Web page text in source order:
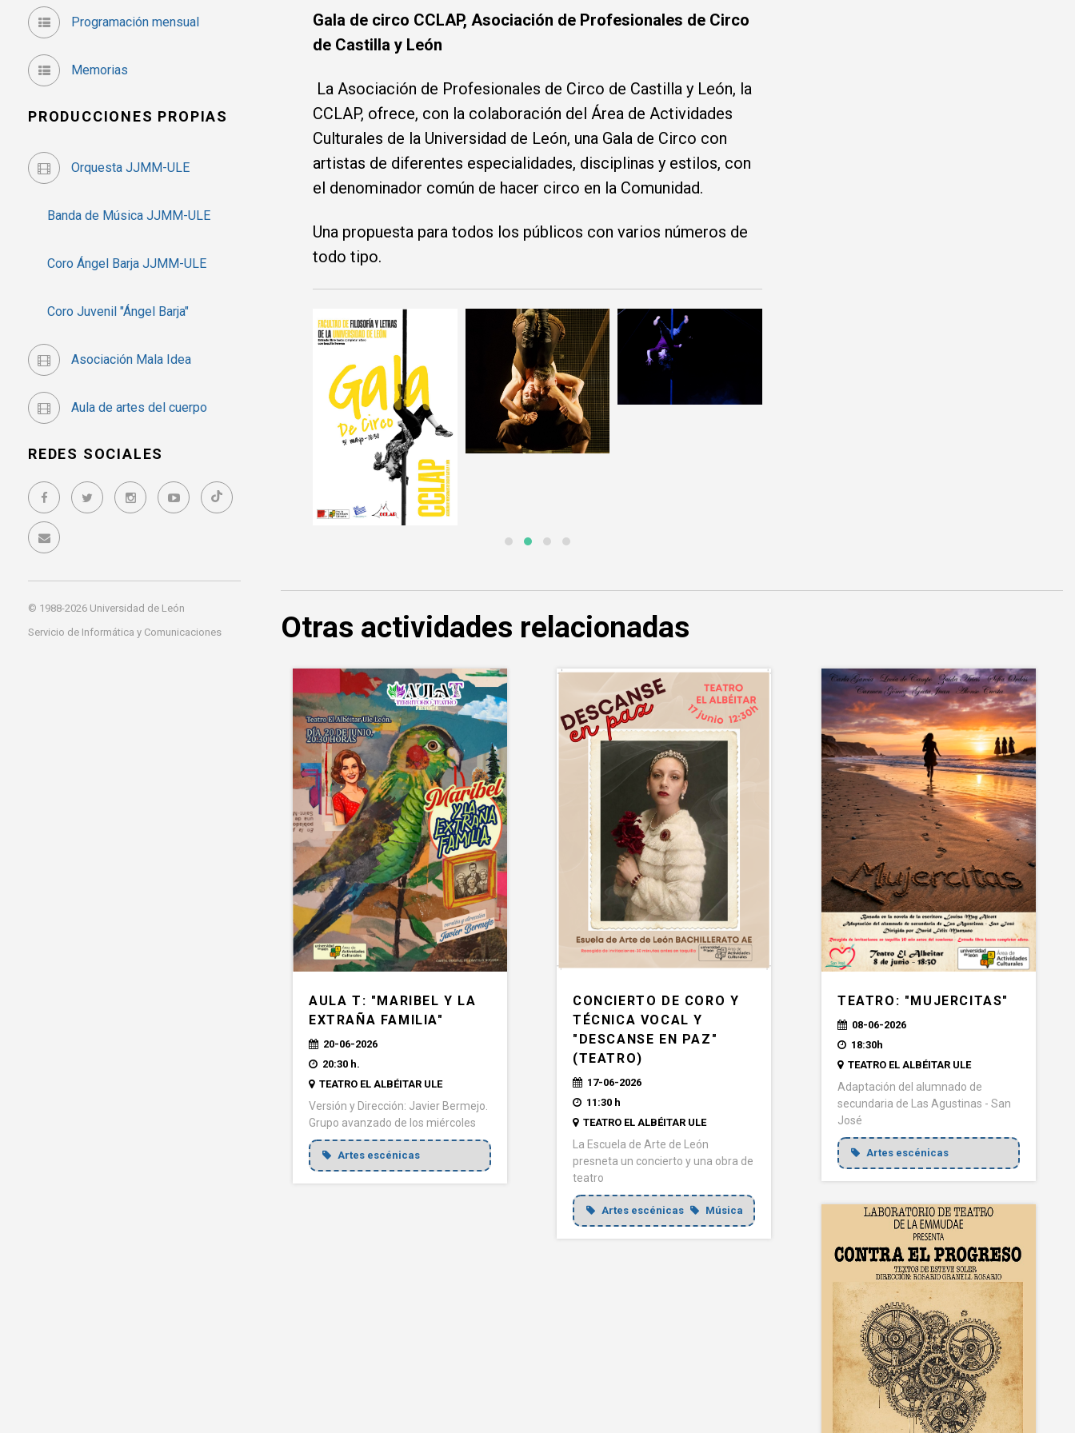
Programación mensual
Memorias
PRODUCCIONES PROPIAS
Orquesta JJMM-ULE
Banda de Música JJMM-ULE
Coro Ángel Barja JJMM-ULE
Coro Juvenil "Ángel Barja"
Asociación Mala Idea
Aula de artes del cuerpo
REDES SOCIALES
© 1988-2026 Universidad de León
Servicio de Informática y Comunicaciones
Gala de circo CCLAP, Asociación de Profesionales de Circo
de Castilla y León
La Asociación de Profesionales de Circo de Castilla y León, la
CCLAP, ofrece, con la colaboración del Área de Actividades
Culturales de la Universidad de León, una Gala de Circo con
artistas de diferentes especialidades, disciplinas y estilos, con
el denominador común de hacer circo en la Comunidad.
Una propuesta para todos los públicos con varios números de
todo tipo.
Otras actividades relacionadas
AULA T: "MARIBEL Y LA
EXTRAÑA FAMILIA"
20-06-2026
20:30 h.
TEATRO EL ALBÉITAR ULE
Versión y Dirección: Javier Bermejo.
Grupo avanzado de los miércoles
Artes escénicas
CONCIERTO DE CORO Y
TÉCNICA VOCAL Y
"DESCANSE EN PAZ"
(TEATRO)
17-06-2026
11:30 h
TEATRO EL ALBÉITAR ULE
La Escuela de Arte de León
presneta un concierto y una obra de
teatro
Artes escénicas Música
TEATRO: "MUJERCITAS"
08-06-2026
18:30h
TEATRO EL ALBÉITAR ULE
Adaptación del alumnado de
secundaria de Las Agustinas - San
José
Artes escénicas